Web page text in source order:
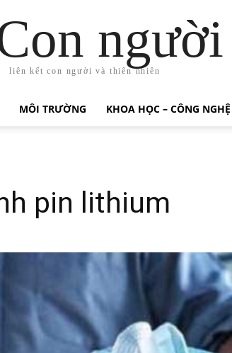
liên kết con người và thiên nhiên
MÔI TRƯỜNG KHOA HỌC – CÔNG NGHỆ
pin lithium